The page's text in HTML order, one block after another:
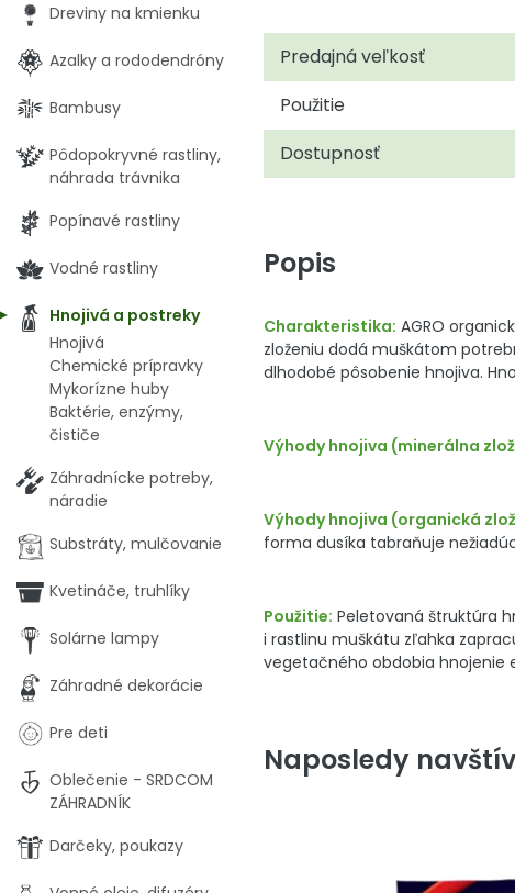
Predajná veľkosť
Použitie
Dostupnosť
Popis
Charakteristika: AGRO
zloženiu dodá muškátom
dlhodobé pôsobenie hnojiva.
Výhody hnojiva (minerálna
Výhody hnojiva (organická
forma dusíka tabraňuje
Použitie: Peletovaná štruktúra
i rastlinu muškátu zľahka
vegetačného obdobia hnojenie
Naposledy
Dreviny na kmienku
Azalky a rododendróny
Bambusy
Pôdopokryvné rastliny,
náhrada trávnika
Popínavé rastliny
Vodné rastliny
Hnojivá a postreky
Hnojivá
Chemické prípravky
Mykorízne huby
Baktérie, enzýmy,
čističe
Záhradnícke potreby,
náradie
Substráty, mulčovanie
Kvetináče, truhlíky
Solárne lampy
Záhradné dekorácie
Pre deti
Oblečenie - SRDCOM
ZÁHRADNÍK
Darčeky, poukazy